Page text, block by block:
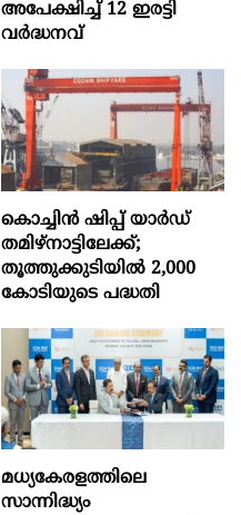
അപേക്ഷിച്ച് 12 ഇരട്ടി
വർദ്ധനവ്
കൊച്ചിന്‍ ഷിപ്പ് യാർഡ്
തമിഴ്നാട്ടിലേക്ക്;
തൂത്തുക്കുടിയിൽ 2,000
കോടിയുടെ പദ്ധതി
മധ്യകേരളത്തിലെ
സാന്നിദ്ധ്യം